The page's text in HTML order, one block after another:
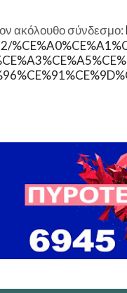
ακόλουθο σύνδεσμο: